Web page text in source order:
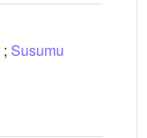
; Susumu